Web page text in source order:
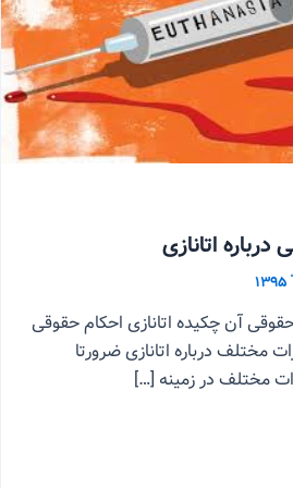
اتانازی
حقوقی آن چکیده اتانازی احکام حقوقی
مختلف درباره اتانازی ضرورتا
مختلف در زمینه […]